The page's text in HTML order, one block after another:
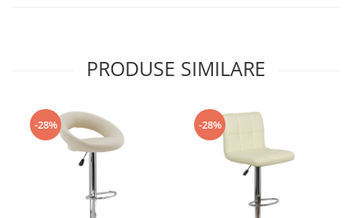
PRODUSE SIMILARE
-28% -28%